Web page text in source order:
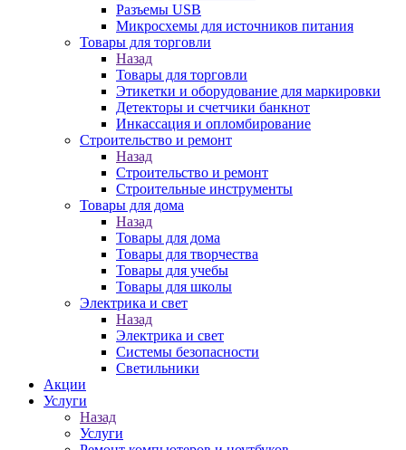
Разъемы USB
Микросхемы для источников питания
Товары для торговли
Назад
Товары для торговли
Этикетки и оборудование для маркировки
Детекторы и счетчики банкнот
Инкассация и опломбирование
Строительство и ремонт
Назад
Строительство и ремонт
Строительные инструменты
Товары для дома
Назад
Товары для дома
Товары для творчества
Товары для учебы
Товары для школы
Электрика и свет
Назад
Электрика и свет
Системы безопасности
Светильники
Акции
Услуги
Назад
Услуги